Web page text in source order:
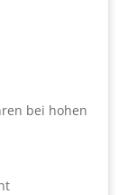
bei hohen